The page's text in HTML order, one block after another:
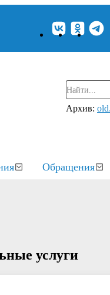
Архив:
Обращения
услуги